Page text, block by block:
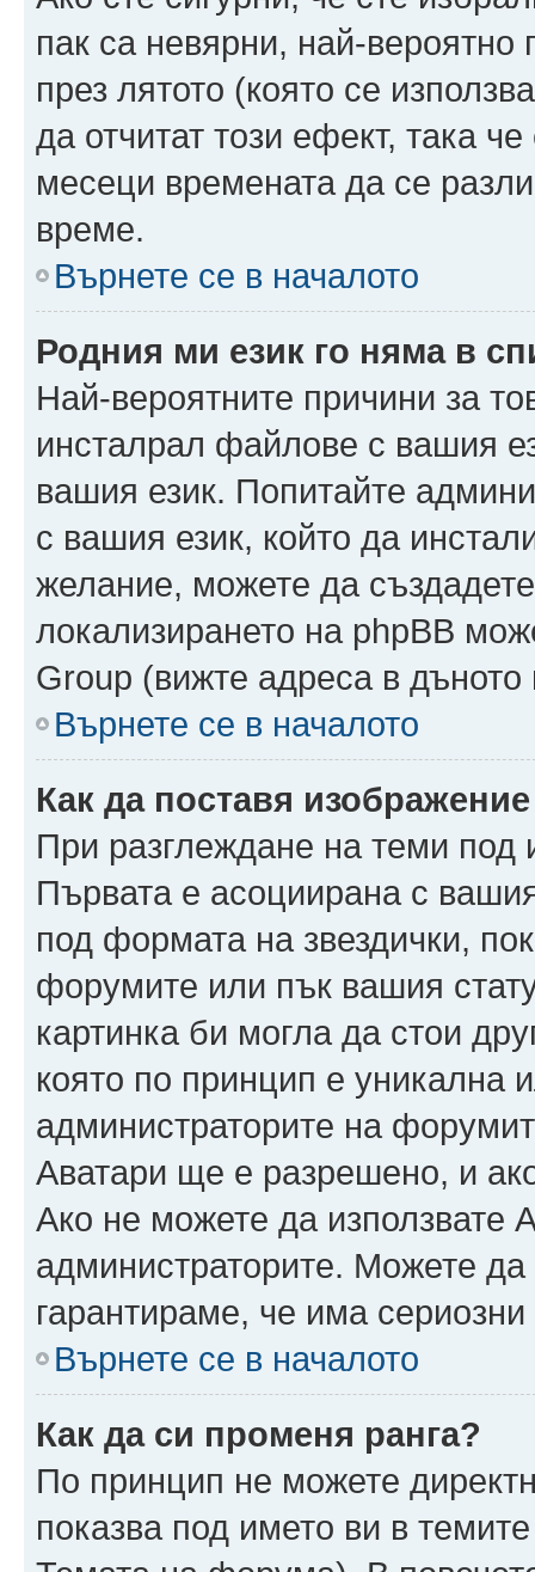
пак са невярни, най-
през лятото (която се
да отчитат този ефект, така
месеци времената да се
време.
Върнете се в началото
Родния ми език го няма в
Най-вероятните причини за
инсталрал файлове с вашия
вашия език. Попитайте
с вашия език, който да
желание, можете да
локализирането на phpBB
Group (вижте адреса в дъното
Върнете се в началото
Как да поставя
При разглеждане на теми под
Първата е асоциирана с
под формата на звездички,
форумите или пък вашия
картинка би могла да стои
която по принцип е уникална
администраторите на
Аватари ще е разрешено, и
Ако не можете да използвате
администраторите. Можете да
гарантираме, че има сериозни
Върнете се в началото
Как да си променя ранга?
По принцип не можете
показва под името ви в